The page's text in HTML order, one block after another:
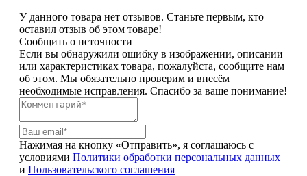
У данного товара нет отзывов. Станьте первым, кто
оставил отзыв об этом товаре!
Сообщить о неточности
Если вы обнаружили ошибку в изображении, описании
или характеристиках товара, пожалуйста, сообщите нам
об этом. Мы обязательно проверим и внесём
необходимые исправления. Спасибо за ваше понимание!
Нажимая на кнопку «Отправить», я соглашаюсь с
условиями Политики обработки персональных данных
и Пользовательского соглашения